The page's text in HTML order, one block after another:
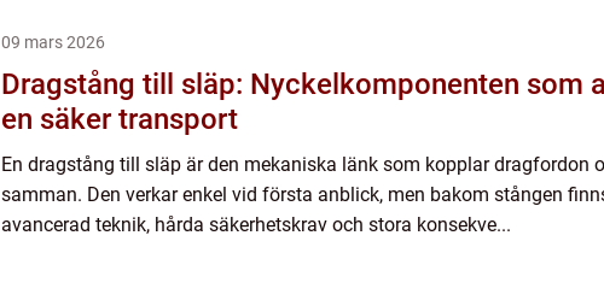
09 mars 2026
Dragstång till släp: Nyckelkomponenten som
en säker transport
En dragstång till släp är den mekaniska länk som kopplar dragfordon
samman. Den verkar enkel vid första anblick, men bakom stången
avancerad teknik, hårda säkerhetskrav och stora konsekve...